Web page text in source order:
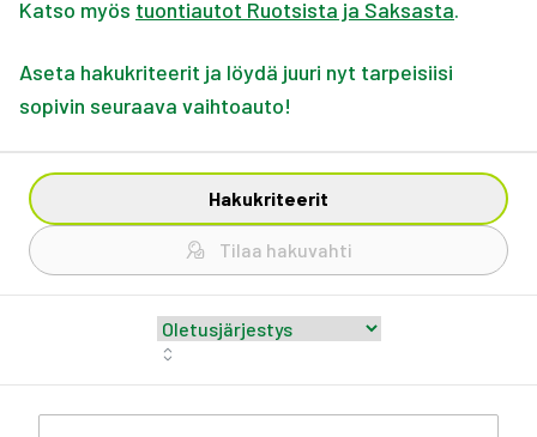
Katso myös tuontiautot Ruotsista ja Saksasta.
Aseta hakukriteerit ja löydä juuri nyt tarpeisiisi
sopivin seuraava vaihtoauto!
Hakukriteerit
Tilaa hakuvahti